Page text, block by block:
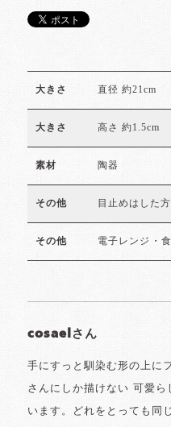
大きさ 直径 約21cm
大きさ 高さ 約1.5cm
素材 陶器
その他 目止めはした
その他 電子レンジ・
cosaelさん
手にすっと馴染む形の上に
さんにしか描けない 可愛ら
います。どれをとっても同